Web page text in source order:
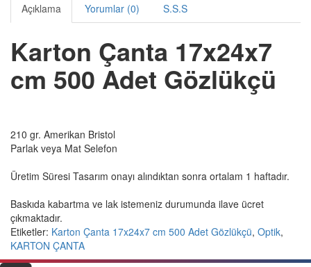
Açıklama Yorumlar (0) S.S.S
Karton Çanta 17x24x7
cm 500 Adet Gözlükçü
210 gr. Amerikan Bristol
Parlak veya Mat Selefon
Üretim Süresi Tasarım onayı alındıktan sonra ortalam 1 haftadır.
Baskıda kabartma ve lak istemeniz durumunda ilave ücret
çıkmaktadır.
Etiketler: Karton Çanta 17x24x7 cm 500 Adet Gözlükçü, Optik,
KARTON ÇANTA